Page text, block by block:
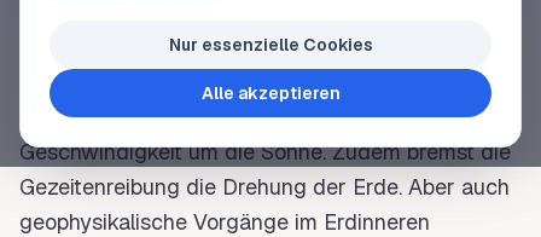
steht bei uns dann genau im Süden.
Nach dem zweiten Gesetz von Johannes Kepler
läuft dieErdenicht mit gleichförmiger
Geschwindigkeit um dieSonne. Zudem bremst die
Gezeitenreibung die Drehung der Erde. Aber auch
geophysikalische Vorgänge im Erdinneren
Nur essenzielle Cookies
Alle akzeptieren